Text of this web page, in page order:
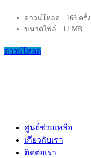
ดาวน์โหลด : 163 ครั้ง
ขนาดไฟล์ : 11 MB.
ดาวน์โหลด
ศูนย์ช่วยเหลือ
เกี่ยวกับเรา
ติดต่อเรา